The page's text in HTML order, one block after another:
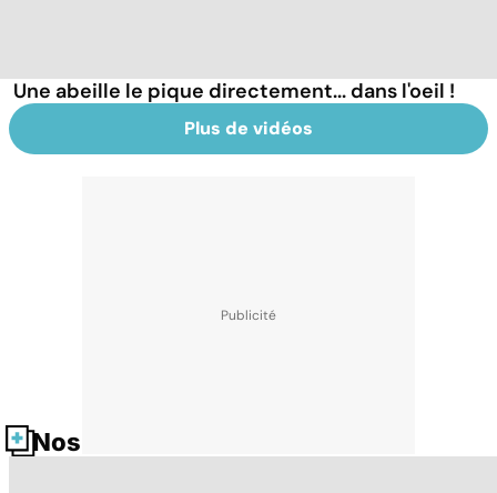
Une abeille le pique directement... dans l'oeil !
Plus de vidéos
Nos fiches santé